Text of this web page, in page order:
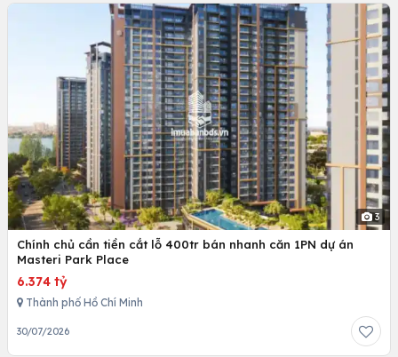
3
Chính chủ cần tiền cắt lỗ 400tr bán nhanh căn 1PN dự án
Masteri Park Place
6.374 tỷ
Thành phố Hồ Chí Minh
30/07/2026